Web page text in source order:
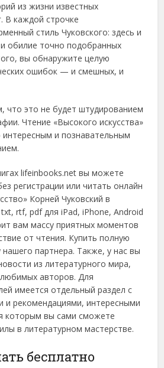
из жизни известных
В каждой строчке
стиль Чуковского: здесь и
обилие точно подобранных
вы обнаружите целую
ошибок — и смешных, и
что это не будет штудированием
Чтение «Высокого искусства»
интересным и познавательным
lifeinbooks.net вы можете
регистрации или читать онлайн
Корней Чуковский в
rtf, pdf для iPad, iPhone, Android
вам массу приятных моментов
от чтения. Купить полную
партнера. Также, у нас вы
из литературного мира,
авторов. Для
имеется отдельный раздел с
и рекомендациями, интересными
которым вы сами сможете
в литературном мастерстве.
бесплатно